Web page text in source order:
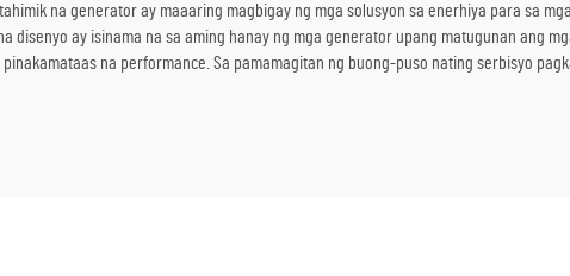
na generator ay maaaring magbigay ng mga solusyon sa enerhiya para sa
disenyo ay isinama na sa aming hanay ng mga generator upang matugunan ang
na performance. Sa pamamagitan ng buong-puso nating serbisyo